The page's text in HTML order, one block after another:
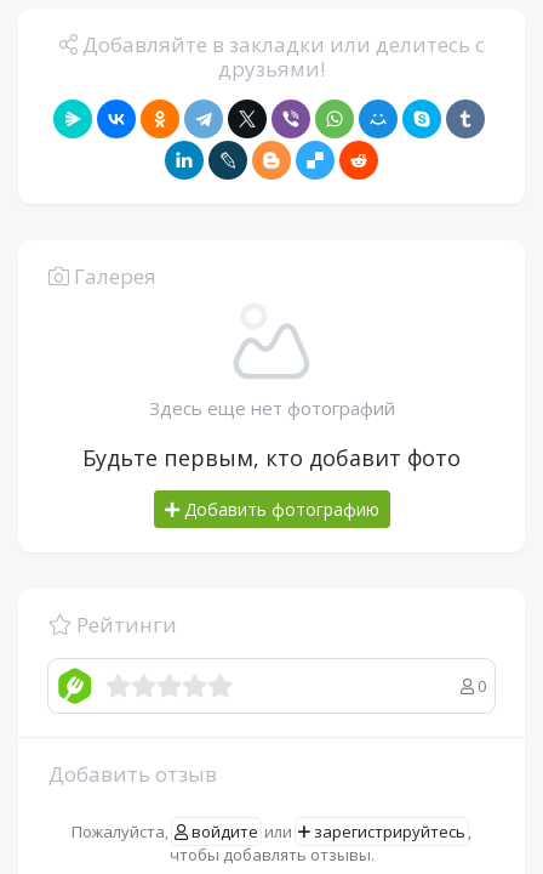
Добавляйте в закладки или делитесь с
друзьями!
Галерея
Здесь еще нет фотографий
Будьте первым, кто добавит фото
Добавить фотографию
Рейтинги
0
Добавить отзыв
Пожалуйста, войдите или зарегистрируйтесь ,
чтобы добавлять отзывы.